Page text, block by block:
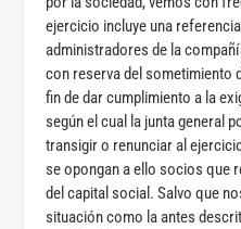
ejercicio incluye una
administradores de la
con reserva del sometimiento
fin de dar cumplimiento a la
según el cual la junta general
transigir o renunciar al
se opongan a ello socios que
del capital social. Salvo que
situación como la antes